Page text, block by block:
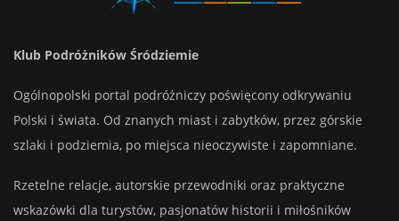
Klub Podróżników Śródziemie
Ogólnopolski portal podróżniczy poświęcony odkrywaniu
Polski i świata. Od znanych miast i zabytków, przez górskie
szlaki i podziemia, po miejsca nieoczywiste i zapomniane.
Rzetelne relacje, autorskie przewodniki oraz praktyczne
wskazówki dla turystów, pasjonatów historii i miłośników